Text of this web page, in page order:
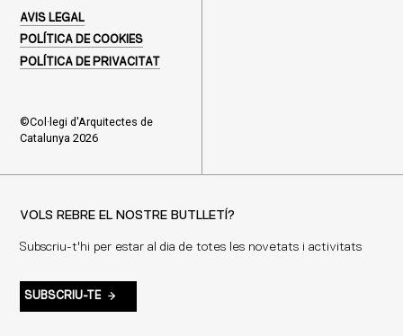
AVIS LEGAL
POLÍTICA DE COOKIES
POLÍTICA DE PRIVACITAT
©Col·legi d'Arquitectes de
Catalunya 2026
VOLS REBRE EL NOSTRE BUTLLETÍ?
Subscriu-t'hi per estar al dia de totes les novetats i activitats
SUBSCRIU-TE